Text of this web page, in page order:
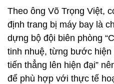
Theo ông Võ Trọng Việt,
định trang bị máy bay là
dựng bộ đội biên phòng
tinh nhuệ, từng bước hiện
tiến thẳng lên hiện đại”
để phù hợp với thực tế